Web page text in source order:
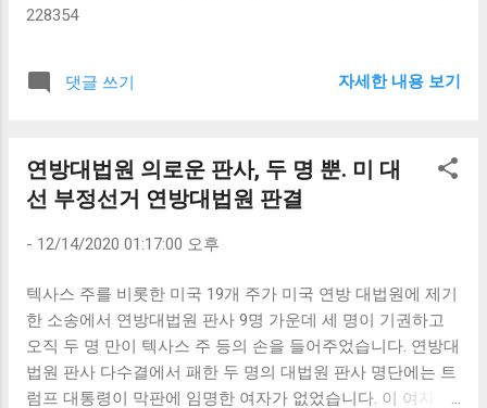
228354
댓글 쓰기 자세한 내용 보기
연방대법원 의로운 판사, 두 명 뿐. 미 대
선 부정선거 연방대법원 판결
- 12/14/2020 01:17:00 오후
텍사스 주를 비롯한 미국 19개 주가 미국 연방 대법원에 제기
한 소송에서 연방대법원 판사 9명 가운데 세 명이 기권하고
오직 두 명 만이 텍사스 주 등의 손을 들어주었습니다. 연방대
법원 판사 다수결에서 패한 두 명의 대법원 판사 명단에는 트
럼프 대통령이 막판에 임명한 여자가 없었습니다. 이 여자 판